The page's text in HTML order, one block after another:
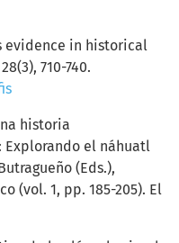
evidence in historical
710-740.
historia
el náhuatl
(Eds.),
(vol. 1, pp. 185-205). El